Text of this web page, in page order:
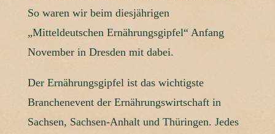
So waren wir beim diesjährigen
„Mitteldeutschen Ernährungsgipfel“ Anfang
November in Dresden mit dabei.
Der Ernährungsgipfel ist das wichtigste
Branchenevent der Ernährungswirtschaft in
Sachsen, Sachsen-Anhalt und Thüringen. Jedes